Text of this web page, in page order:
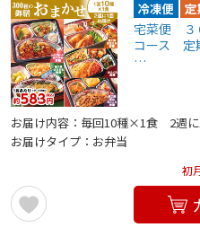
宅菜便 ３
コース 定
…
お届け内容：毎回10種×1食 2週に
お届けタイプ：お弁当
初